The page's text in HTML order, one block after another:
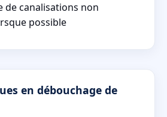
de canalisations non
possible
en débouchage de